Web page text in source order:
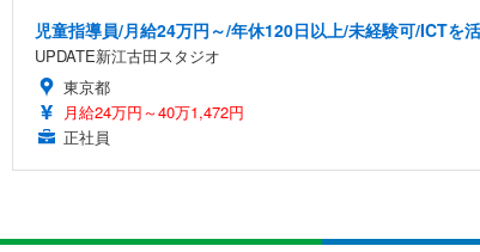
児童指導員/月給24万円～/年休120日以上/未経験可/ICTを
UPDATE新江古田スタジオ
東京都
月給24万円～40万1,472円
正社員